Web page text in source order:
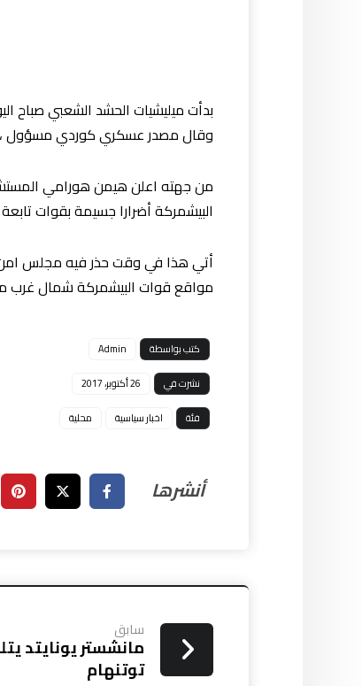
بدأت ميليشيات الحشد الشعبي
وقال مصدر عسكري كوردي مسؤول ،
من جهته اعلن هيمن هورامي
البيشمركة أضرارا جسيمة بقوات
أتي هذا في وقت حذر فيه مجلس امن
مواقع قوات البيشمركة شمال غرب
كتب بواسطة
Admin
نشرت في
26 أكتوبر، 2017
فئة
اخبار سياسية محلية
سابق
مانشستر يونايتد
توتنهام